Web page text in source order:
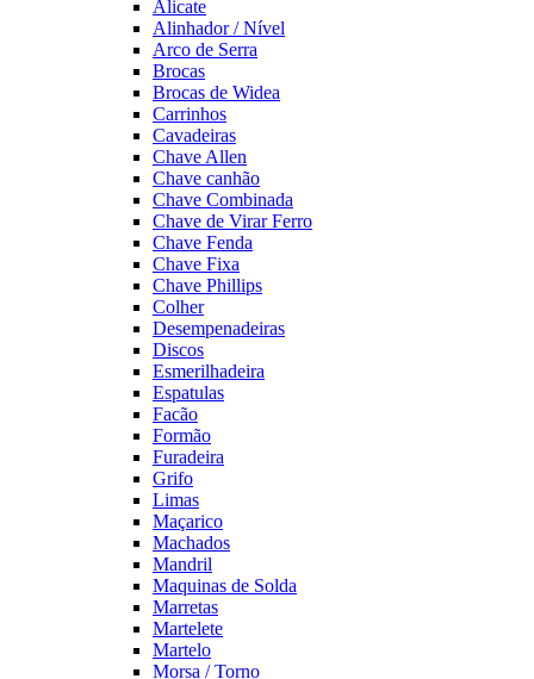
Alicate
Alinhador / Nível
Arco de Serra
Brocas
Brocas de Widea
Carrinhos
Cavadeiras
Chave Allen
Chave canhão
Chave Combinada
Chave de Virar Ferro
Chave Fenda
Chave Fixa
Chave Phillips
Colher
Desempenadeiras
Discos
Esmerilhadeira
Espatulas
Facão
Formão
Furadeira
Grifo
Limas
Maçarico
Machados
Mandril
Maquinas de Solda
Marretas
Martelete
Martelo
Morsa / Torno